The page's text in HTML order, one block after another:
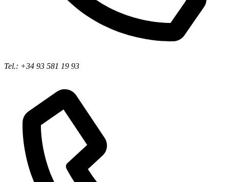
Tel.: +34 93 581 19 93